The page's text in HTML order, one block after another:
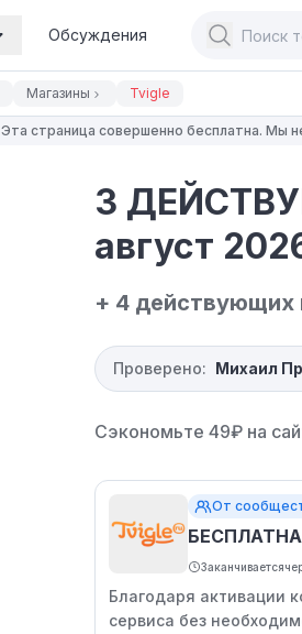
Обсуждения
Магазины Tvigle
Эта страница совершенно бесплатна. Мы
3
август
+ 4 действующих
Проверено: Михаил
Сэкономьте 49₽ на
От
Заканчивается
Благодаря активации
сервиса без